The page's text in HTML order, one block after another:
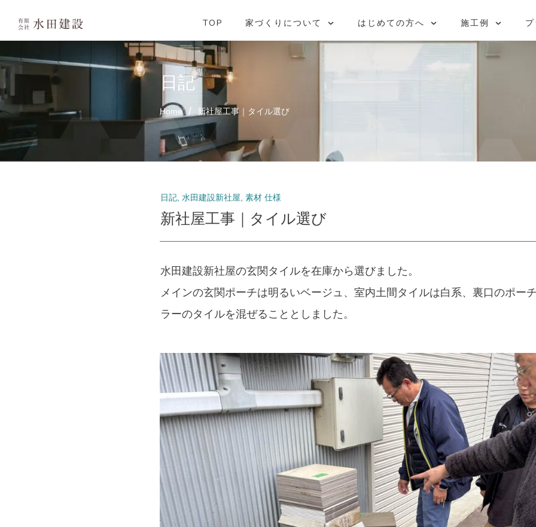
TOP 家づくりについて
はじめての方へ
施工例
日記
Home / 新社屋工事｜タイル選び
日記 水田建設新社屋 素材 仕様
新社屋工事｜タイル選び
水田建設新社屋の玄関タイルを在庫から選びました。
メインの玄関ポーチは明るいベージュ、室内土間タイルは白系、裏口のポー
ラーのタイルを混ぜることとしました。